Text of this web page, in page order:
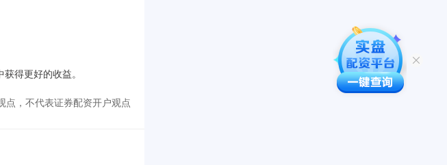
得更好的收益。
点，不代表证券配资开户观点